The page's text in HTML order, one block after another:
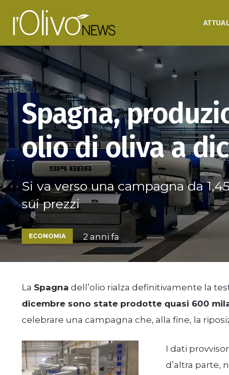
Spagna,
olio di oliva a
Si va verso una campagna da
sui prezzi
ECONOMIA 2 anni fa
La Spagna dell’olio rialza definitivamente la
dicembre sono state prodotte quasi 600
celebrare una campagna che, alla fine, la
I dati
d’altra parte,